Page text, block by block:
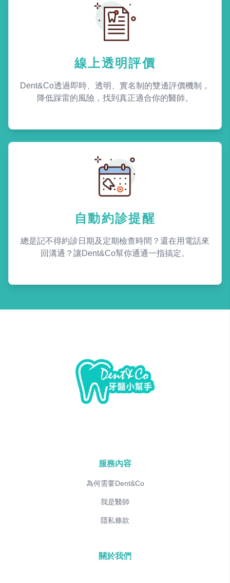
線上透明評價
Dent&Co透過即時、透明、實名制的雙邊評價機制，
降低踩雷的風險，找到真正適合你的醫師。
自動約診提醒
總是記不得約診日期及定期檢查時間？還在用電話來
回溝通？讓Dent&Co幫你通通一指搞定。
服務內容
為何需要Dent&Co
我是醫師
隱私條款
關於我們